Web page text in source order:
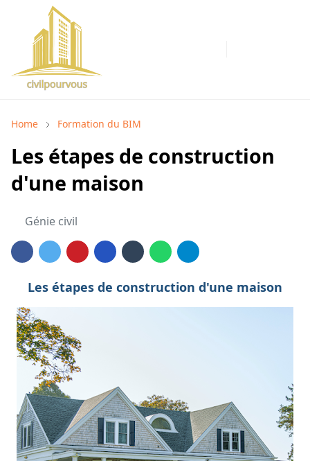
Home Formation du BIM
Les étapes de construction
d'une maison
Génie civil
Les étapes de construction d'une maison